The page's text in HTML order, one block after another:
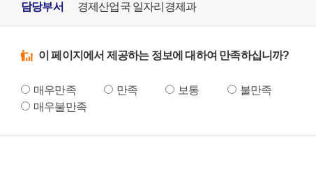
담당부서 경제산업국 일자리경제과
이 페이지에서 제공하는 정보에 대하여 만족하십니까?
매우만족 만족 보통
불만족
매우불만족